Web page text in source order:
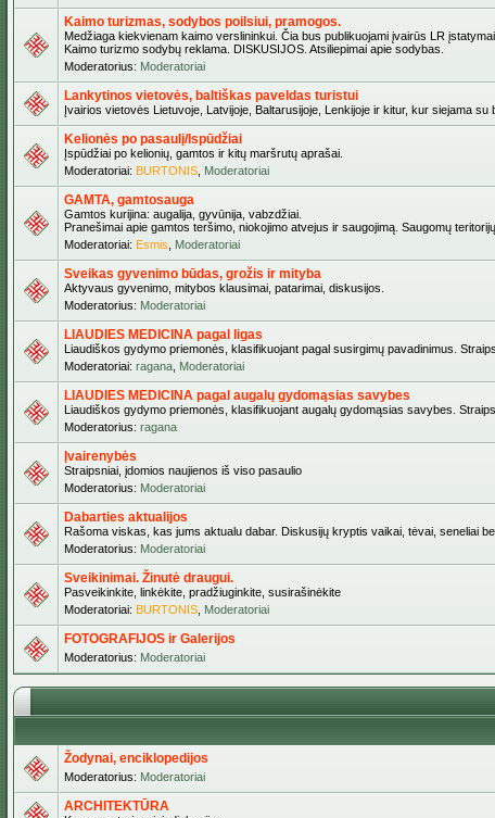
Kaimo turizmas, sodybos poilsiui, pramogos.
Medžiaga kiekvienam kaimo verslininkui. Čia bus publikuojami įvairūs LR
Kaimo turizmo sodybų reklama. DISKUSIJOS. Atsiliepimai apie sodybas.
Moderatorius: Moderatoriai
Lankytinos vietovės, baltiškas paveldas turistui
Įvairios vietovės Lietuvoje, Latvijoje, Baltarusijoje, Lenkijoje ir kitur, kur siejama su
Kelionės po pasaulį/Ispūdžiai
Įspūdžiai po kelionių, gamtos ir kitų maršrutų aprašai.
Moderatoriai: BURTONIS Moderatoriai
GAMTA, gamtosauga
Gamtos kurijina: augalija, gyvūnija, vabzdžiai.
Pranešimai apie gamtos teršimo, niokojimo atvejus ir saugojimą. Saugomų
Moderatoriai: Esmis Moderatoriai
Sveikas gyvenimo būdas, grožis ir mityba
Aktyvaus gyvenimo, mitybos klausimai, patarimai, diskusijos.
Moderatorius: Moderatoriai
LIAUDIES MEDICINA pagal ligas
Liaudiškos gydymo priemonės, klasifikuojant pagal susirgimų pavadinimus.
Moderatoriai: ragana Moderatoriai
LIAUDIES MEDICINA pagal augalų gydomąsias savybes
Liaudiškos gydymo priemonės, klasifikuojant augalų gydomąsias savybes.
Moderatorius: ragana
Įvairenybės
Straipsniai, įdomios naujienos iš viso pasaulio
Moderatorius: Moderatoriai
Dabarties aktualijos
Rašoma viskas, kas jums aktualu dabar. Diskusijų kryptis vaikai, tėvai, seneliai
Moderatorius: Moderatoriai
Sveikinimai. Žinutė draugui.
Pasveikinkite, linkėkite, pradžiuginkite, susirašinėkite
Moderatoriai: BURTONIS Moderatoriai
FOTOGRAFIJOS ir Galerijos
Moderatorius: Moderatoriai
Žodynai, enciklopedijos
Moderatorius: Moderatoriai
ARCHITEKTŪRA